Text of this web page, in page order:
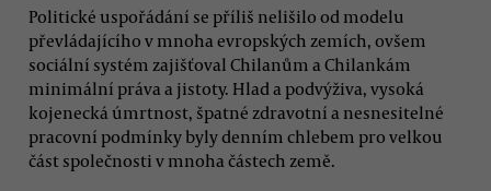
Politické uspořádání se příliš nelišilo od modelu
převládajícího v mnoha evropských zemích, ovšem
sociální systém zajišťoval Chilanům a Chilankám
minimální práva a jistoty. Hlad a podvýživa, vysoká
kojenecká úmrtnost, špatné zdravotní a nesnesitelné
pracovní podmínky byly denním chlebem pro velkou
část společnosti v mnoha částech země.